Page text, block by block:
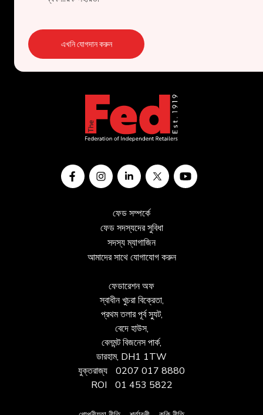
এখনি যোগদান করুন
ফেড সম্পর্কে
ফেড সদস্যদের সুবিধা
সদস্য ম্যাগাজিন
আমাদের সাথে যোগাযোগ করুন
ফেডারেশন অফ
স্বাধীন খুচরা বিক্রেতা,
প্রথম তলার পূর্ব স্যুট,
বেদে হাউস,
বেলমন্ট বিজনেস পার্ক,
ডারহাম, DH1 1TW
যুক্তরাজ্য
0207 017 8880
ROI
01 453 5822